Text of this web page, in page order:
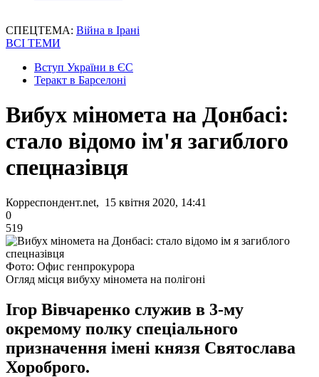
СПЕЦТЕМА: Війна в Ірані
ВСІ ТЕМИ
Вступ України в ЄС
Теракт в Барселоні
Вибух міномета на Донбасі:
стало відомо ім'я загиблого
спецназівця
Корреспондент.net, 15 квітня 2020, 14:41
0
519
Фото: Офис генпрокурора
Огляд місця вибуху міномета на полігоні
Ігор Вівчаренко служив в 3-му
окремому полку спеціального
призначення імені князя Святослава
Хороброго.